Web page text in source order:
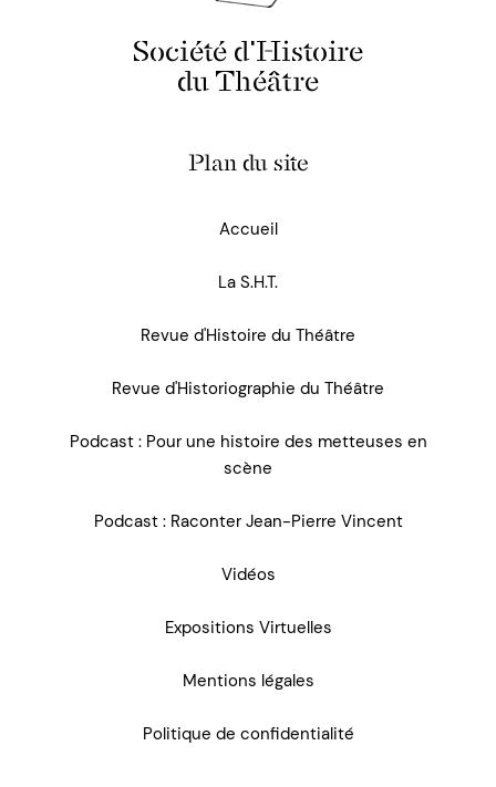
Société d'Histoire
du Théâtre
Plan du site
Accueil
La S.H.T.
Revue d'Histoire du Théâtre
Revue d'Historiographie du Théâtre
Podcast : Pour une histoire des metteuses en
scène
Podcast : Raconter Jean-Pierre Vincent
Vidéos
Expositions Virtuelles
Mentions légales
Politique de confidentialité